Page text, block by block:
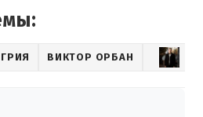
ВИКТОР ОРБАН